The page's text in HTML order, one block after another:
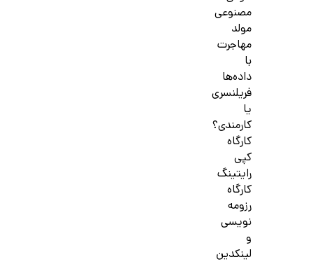
مصنوعی
مولد
مهاجرت
با
داده‌ها
فریلنسری
یا
کارمندی؟
کارگاه
کپی
رایتینگ
کارگاه
رزومه
نویسی
و
لینکدین